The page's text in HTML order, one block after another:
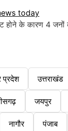
के कारण 4 जनों
प्रदेश उत्तराखंड
जयपुर
नागौर पंजाब